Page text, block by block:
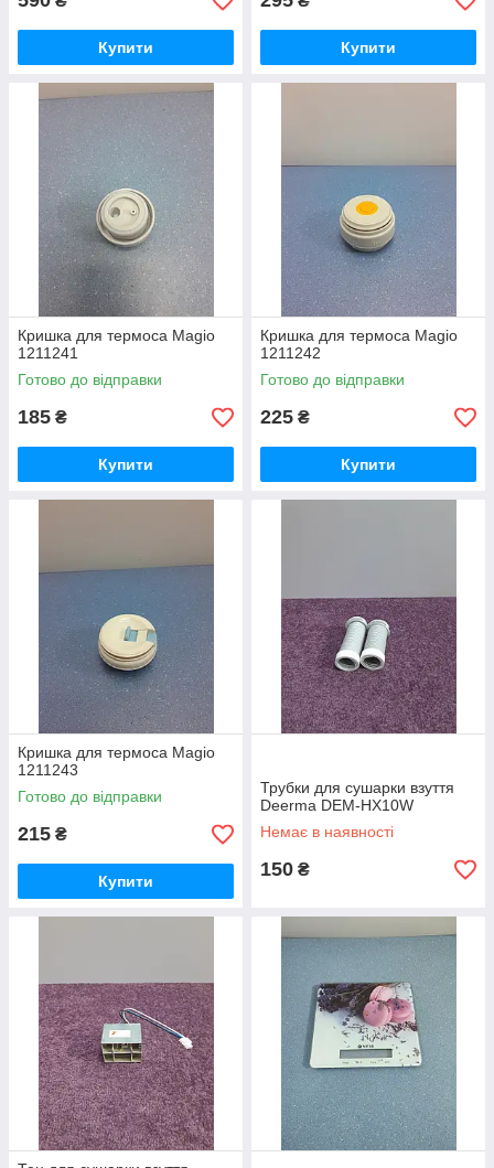
Купити Купити
Кришка для термоса Magio
1211241
Готово до відправки
185 ₴
Купити
Кришка для термоса Magio
1211242
Готово до відправки
225 ₴
Купити
Кришка для термоса Magio
1211243
Готово до відправки
215 ₴
Купити
Трубки для сушарки взуття
Deerma DEM-HX10W
Немає в наявності
150 ₴